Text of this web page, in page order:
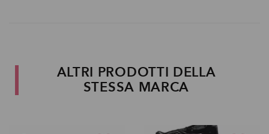
ALTRI PRODOTTI DELLA
STESSA MARCA